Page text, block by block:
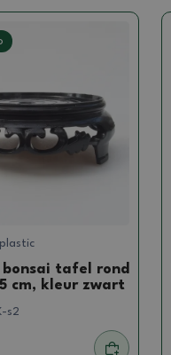
tafel rond
cm, kleur zwart
s2